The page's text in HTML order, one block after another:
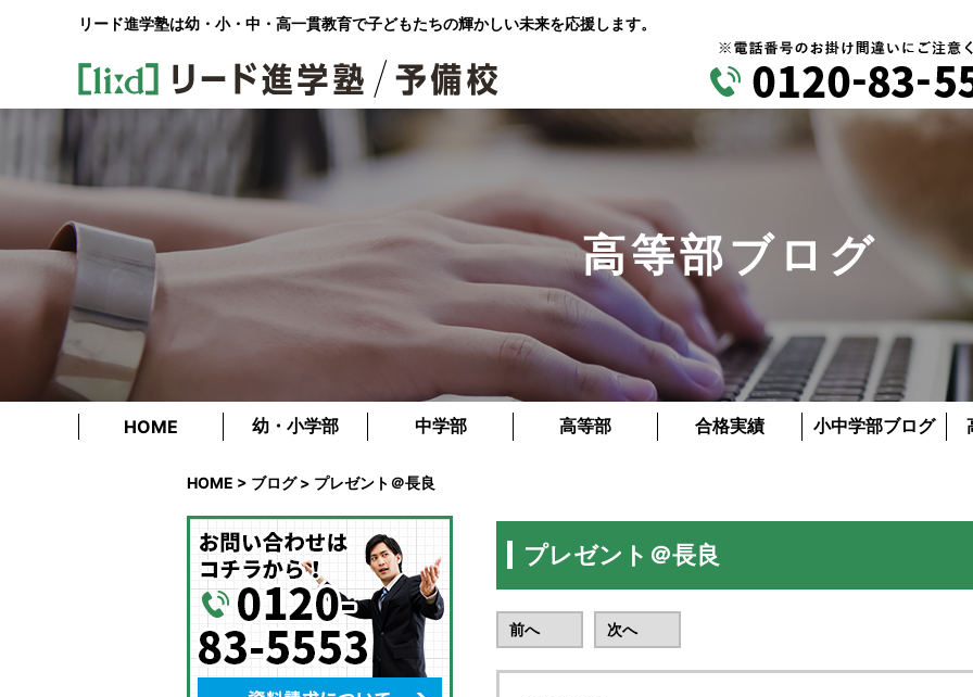
リード進学塾は幼・小・中・高一貫教育で子どもたちの輝かしい未来を応援します。
高等部ブログ
HOME 幼・小学部 中学部 高等部 合格実績 小中学部ブログ
HOME > ブログ> プレゼント＠長良
プレゼント＠長良
前へ 次へ